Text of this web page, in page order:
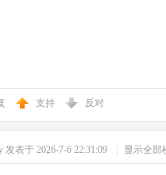
支持 反对
发表于 2026-7-6 22:31:09 | 显示全部